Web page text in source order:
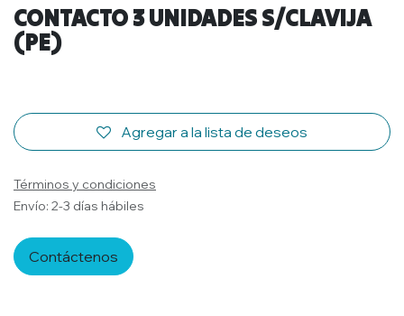
CONTACTO 3 UNIDADES S/CLAVIJA
(PE)
Agregar a la lista de deseos
Términos y condiciones
Envío: 2-3 días hábiles
Contáctenos